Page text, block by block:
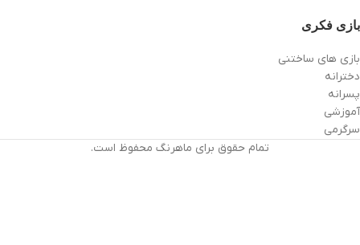
بازی فکری
بازی های ساختنی
دخترانه
پسرانه
آموزشی
سرگرمی
تمام حقوق برای ماهرنگ محفوظ است.